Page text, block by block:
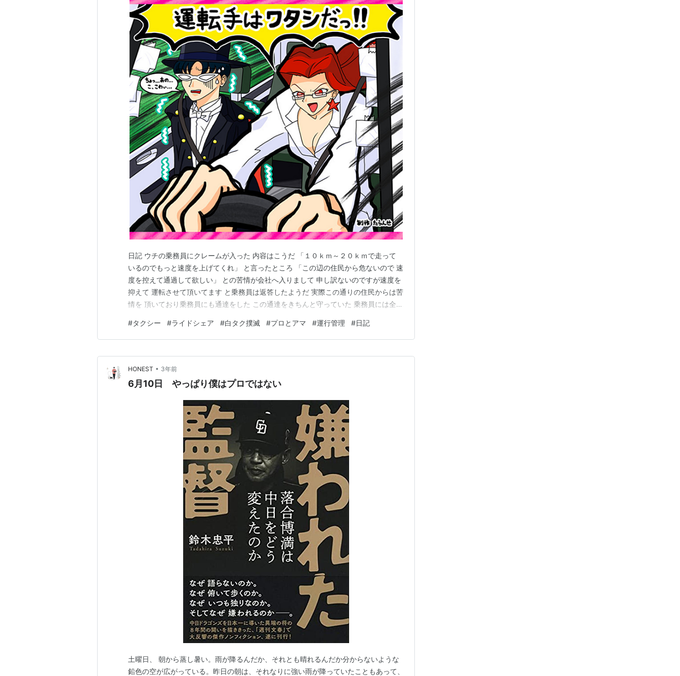
日記 ウチの乗務員にクレームが入った 内容はこうだ 「１０ｋｍ～２０ｋｍで走って
いるのでもっと速度を上げてくれ」 と言ったところ 「この辺の住民から危ないので 速
度を控えて通過して欲しい」 との苦情が会社へ入りまして 申し訳ないのですが速度を
抑えて 運転させて頂いてます と乗務員は返答したようだ 実際この通りの住民からは苦
情を 頂いており乗務員にも通達をした この通達をきちんと守っていた 乗務員には全く
とで頂いたクレームに 対して特に乗務員に指導は入れる こともないというのが社の判
断で あった ただ実際にドラレ…
#タクシー #ライドシェア #白タク撲滅 #プロとアマ #運行管理 #日記
HONEST • 3年前
6月10日 やっぱり僕はプロではない
土曜日、 朝から蒸し暑い。雨が降るんだか、それとも晴れるんだか分からないような
鉛色の空が広がっている。昨日の朝は、それなりに強い雨が降っていたこともあって、